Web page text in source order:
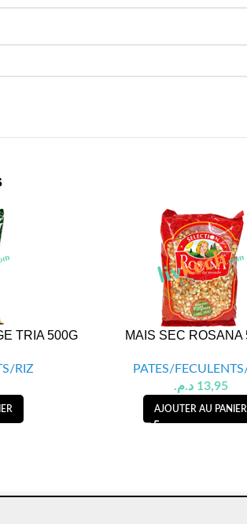
TRIA 500G
RIZ
MAIS SEC ROSANA
PATES/
13,95 د.م.
AJOUTER AU PANIER